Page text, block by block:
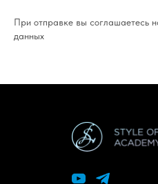
При отправке вы соглашаетесь
данных